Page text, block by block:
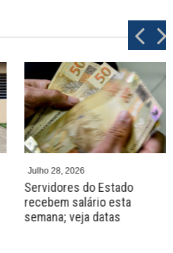
Julho 28, 2026
Servidores do Estado
recebem salário esta
semana; veja datas
P
r
e
v
N
e
x
t